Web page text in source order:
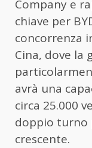
Company e
chiave per
concorrenza
Cina, dove la
avrà una
circa 25.000
doppio turno
crescente.